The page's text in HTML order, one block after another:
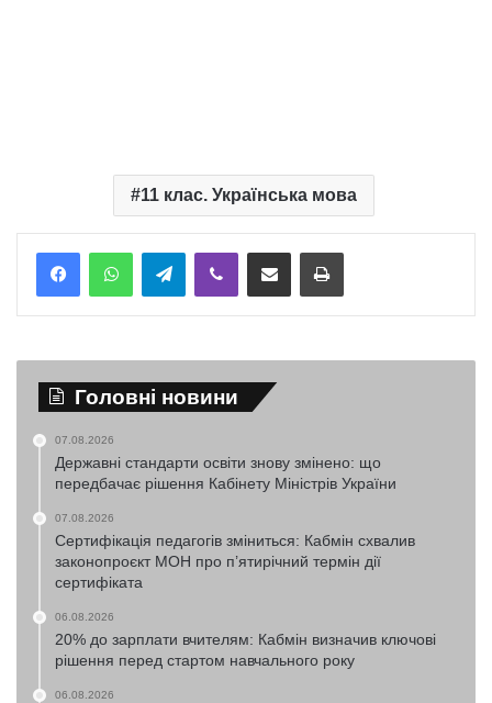
11 клас. Українська мова
TelegramViber Надіслати електронною поштоюНадрукувати
Головні новини
07.08.2026
Державні стандарти освіти знову змінено: що
передбачає рішення Кабінету Міністрів України
07.08.2026
Сертифікація педагогів зміниться: Кабмін схвалив
законопроєкт МОН про п’ятирічний термін дії
сертифіката
06.08.2026
20% до зарплати вчителям: Кабмін визначив ключові
рішення перед стартом навчального року
06.08.2026